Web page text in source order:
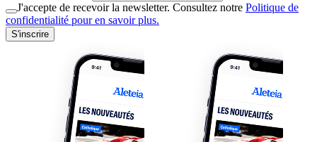
J'accepte de recevoir la newsletter. Consultez notre Politique de
confidentialité pour en savoir plus.
S'inscrire